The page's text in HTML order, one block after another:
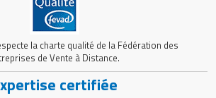
la charte qualité de la Fédération des
de Vente à Distance.
certifiée